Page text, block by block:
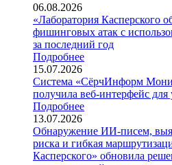
06.08.2026
«Лаборатория Касперского
фишинговых атак с
за последний год
Подробнее
15.07.2026
Система «СёрчИнформ
получила веб-интерфейс
Подробнее
13.07.2026
Обнаружение ИИ-писем,
риска и гибкая
Касперского» обновила